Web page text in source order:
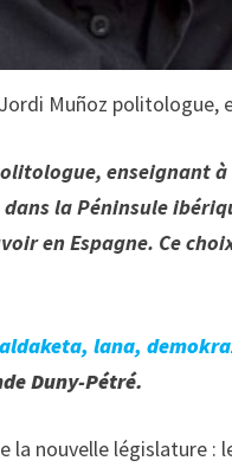
Jordi Muñoz politologue,
enseignant
la Péninsule
en Espagne. Ce
lana,
Duny-Pétré.
la nouvelle législature :